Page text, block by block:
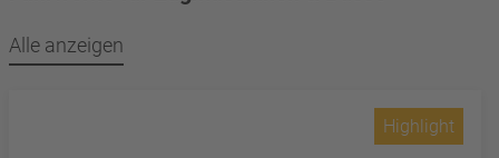
Alle anzeigen
Highlight